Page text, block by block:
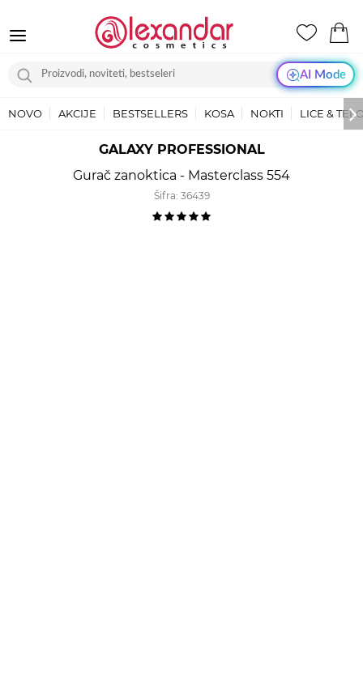
AI Mode
NOVO AKCIJE BESTSELLERS KOSA NOKTI LICE &
GALAXY PROFESSIONAL
Gurač zanoktica - Masterclass 554
Šifra: 36439